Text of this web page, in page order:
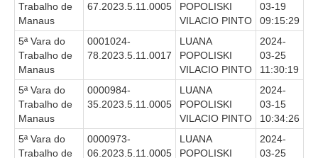
Trabalho de
Manaus
67.2023.5.11.0005
POPOLISKI
VILACIO PINTO
03-19
09:15:29
5ª Vara do
Trabalho de
Manaus
0001024-
78.2023.5.11.0017
LUANA
POPOLISKI
VILACIO PINTO
2024-
03-25
11:30:19
5ª Vara do
Trabalho de
Manaus
0000984-
35.2023.5.11.0005
LUANA
POPOLISKI
VILACIO PINTO
2024-
03-15
10:34:26
5ª Vara do
Trabalho de
0000973-
06.2023.5.11.0005
LUANA
POPOLISKI
2024-
03-25